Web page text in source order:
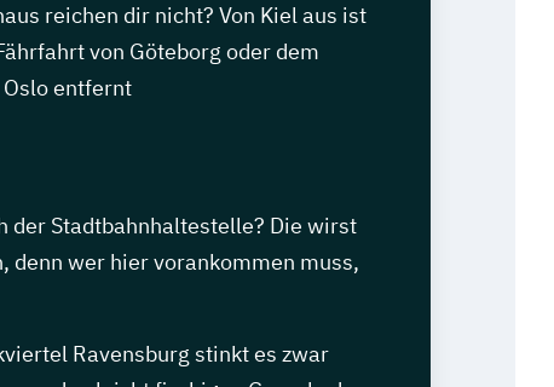
reichen dir nicht? Von Kiel aus ist
von Göteborg oder dem
entfernt
der Stadtbahnhaltestelle? Die wirst
denn wer hier vorankommen muss,
Ravensburg stinkt es zwar